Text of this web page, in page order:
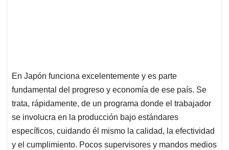
En Japón funciona excelentemente y es parte
fundamental del progreso y economía de ese país. Se
trata, rápidamente, de un programa donde el trabajador
se involucra en la producción bajo estándares
específicos, cuidando él mismo la calidad, la efectividad
y el cumplimiento. Pocos supervisores y mandos medios